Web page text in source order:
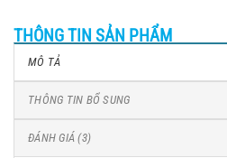
THÔNG TIN SẢN PHẨM
MÔ TẢ
THÔNG TIN BỔ SUNG
ĐÁNH GIÁ (3)